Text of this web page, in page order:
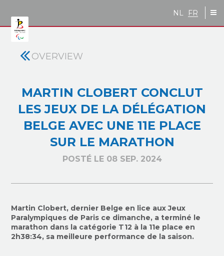
NL FR
OVERVIEW
MARTIN CLOBERT CONCLUT
LES JEUX DE LA DÉLÉGATION
BELGE AVEC UNE 11E PLACE
SUR LE MARATHON
POSTÉ LE 08 SEP. 2024
Martin Clobert, dernier Belge en lice aux Jeux
Paralympiques de Paris ce dimanche, a terminé le
marathon dans la catégorie T12 à la 11e place en
2h38:34, sa meilleure performance de la saison.